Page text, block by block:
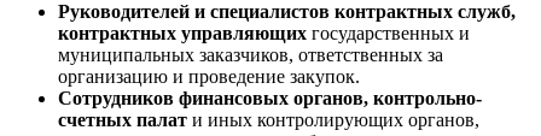
Руководителей и специалистов контрактных служб,
контрактных управляющих государственных и
муниципальных заказчиков, ответственных за
организацию и проведение закупок.
Сотрудников финансовых органов, контрольно-
счетных палат и иных контролирующих органов,